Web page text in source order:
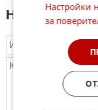
Напиши
Настройки
за